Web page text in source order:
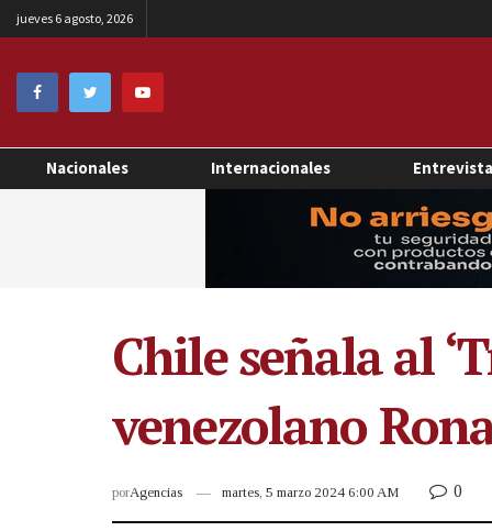
jueves 6 agosto, 2026
Nacionales Internacionales
Chile señala al
venezolano
porAgencias martes, 5 marzo 2024 6:00 AM 0